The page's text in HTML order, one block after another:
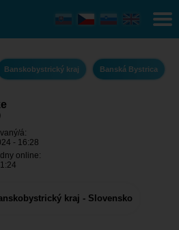
Banskobystrický kraj Banská Bystrica
á:
- 16:28
online:
kraj - Slovensko